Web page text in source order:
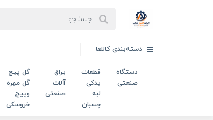
دسته‌بندی کالاها
دستگاه
صنعتی
قطعات
یدکی
لبه
چسبان
یراق
آلات
صنعتی
گل پیچ
گل مهره
وپیچ
خروسکی